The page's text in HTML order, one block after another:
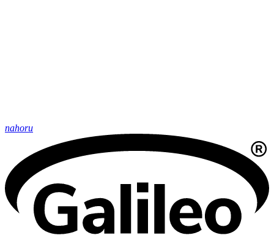
nahoru